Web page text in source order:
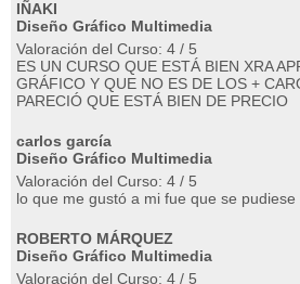
IÑAKI
Diseño Gráfico Multimedia
Valoración del Curso: 4 / 5
ES UN CURSO QUE ESTÁ BIEN XRA
GRÁFICO Y QUE NO ES DE LOS +
PARECIÓ QUE ESTÁ BIEN DE PRECIO
carlos garcía
Diseño Gráfico Multimedia
Valoración del Curso: 4 / 5
lo que me gustó a mi fue que se
ROBERTO MÁRQUEZ
Diseño Gráfico Multimedia
Valoración del Curso: 4 / 5